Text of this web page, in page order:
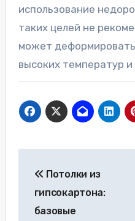
использование
таких целей не
может
высоких температур и
по
записям
Потолки из
гипсокартона:
базовые